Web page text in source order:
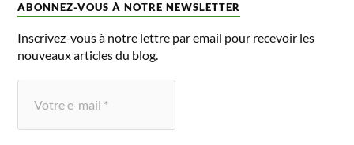
ABONNEZ-VOUS À NOTRE NEWSLETTER
Inscrivez-vous à notre lettre par email pour recevoir les
nouveaux articles du blog.